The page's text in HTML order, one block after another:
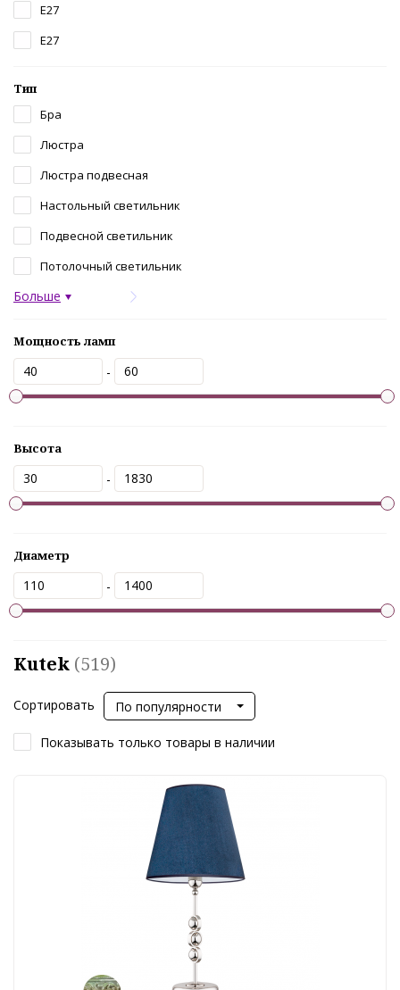
E27
Е27
Тип
Бра
Люстра
Люстра подвесная
Настольный светильник
Подвесной светильник
Потолочный светильник
Больше
Мощность ламп
-
Высота
-
Диаметр
-
Kutek (519)
Сортировать По популярности
Показывать только товары в наличии